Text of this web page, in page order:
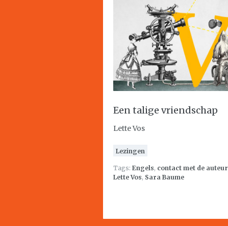
Een talige vriendschap
Lette Vos
Lezingen
Tags: Engels, contact met de auteur
Lette Vos, Sara Baume